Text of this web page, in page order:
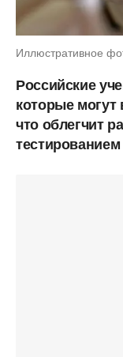
Иллюстративное
Российские
которые могут
что облегчит